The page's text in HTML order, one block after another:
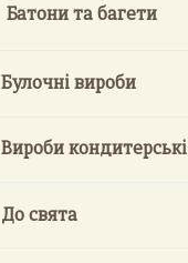
Батони та багети
Булочні вироби
Вироби кондитерські
До свята